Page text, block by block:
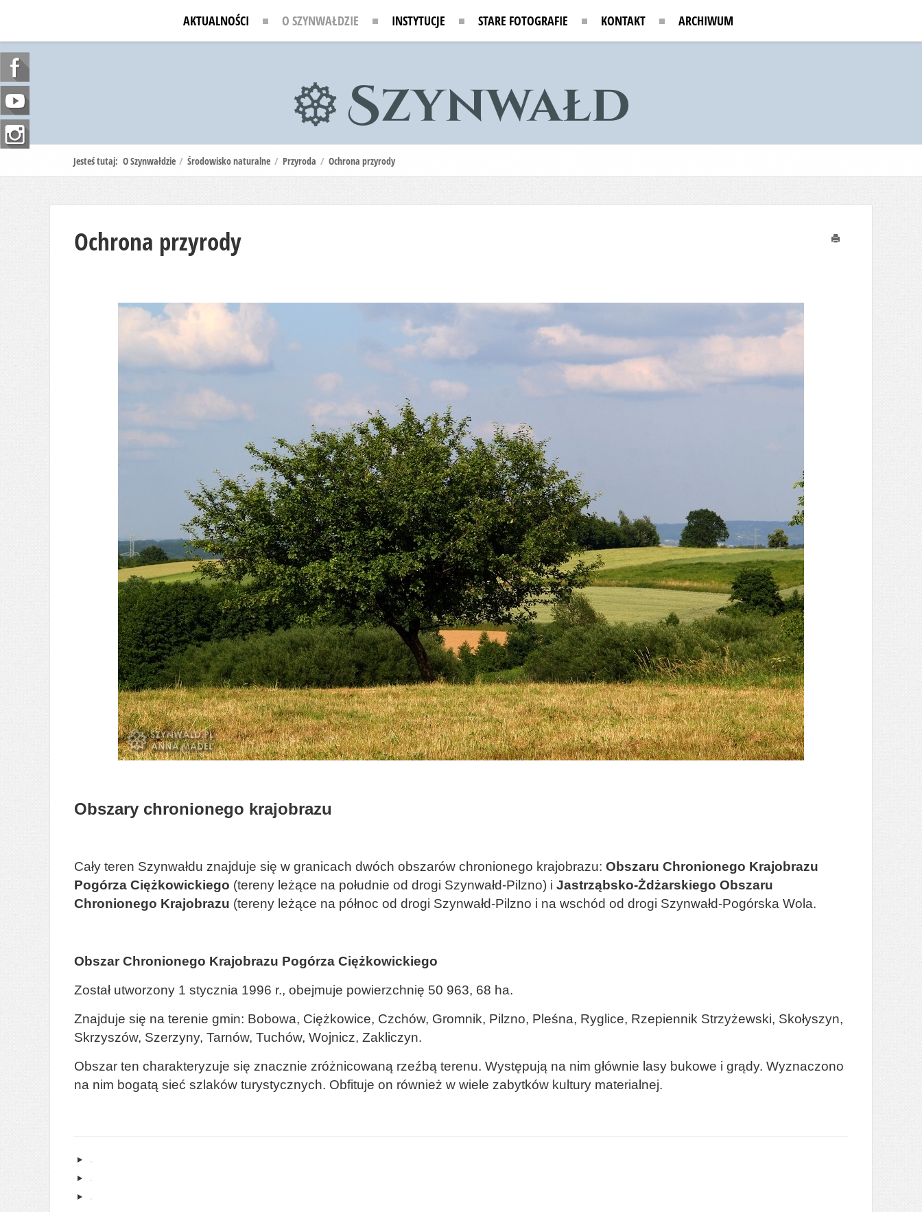
AKTUALNOŚCI O SZYNWAŁDZIE INSTYTUCJE STARE FOTOGRAFIE KONTAKT ARCHIWUM
Jesteś tutaj: O Szynwałdzie / Środowisko naturalne / Przyroda / Ochrona przyrody
Ochrona przyrody
Obszary chronionego krajobrazu
Cały teren Szynwałdu znajduje się w granicach dwóch obszarów chronionego krajobrazu: Obszaru Chronionego Krajobrazu
Pogórza Ciężkowickiego (tereny leżące na południe od drogi Szynwałd-Pilzno) i Jastrząbsko-Żdżarskiego Obszaru
Chronionego Krajobrazu (tereny leżące na północ od drogi Szynwałd-Pilzno i na wschód od drogi Szynwałd-Pogórska Wola.
Obszar Chronionego Krajobrazu Pogórza Ciężkowickiego
Został utworzony 1 stycznia 1996 r., obejmuje powierzchnię 50 963, 68 ha.
Znajduje się na terenie gmin: Bobowa, Ciężkowice, Czchów, Gromnik, Pilzno, Pleśna, Ryglice, Rzepiennik Strzyżewski, Skołyszyn,
Skrzyszów, Szerzyny, Tarnów, Tuchów, Wojnicz, Zakliczyn.
Obszar ten charakteryzuje się znacznie zróżnicowaną rzeźbą terenu. Występują na nim głównie lasy bukowe i grądy. Wyznaczono
na nim bogatą sieć szlaków turystycznych. Obfituje on również w wiele zabytków kultury materialnej.